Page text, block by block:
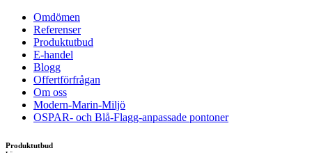
Omdömen
Referenser
Produktutbud
E-handel
Blogg
Offertförfrågan
Om oss
Modern-Marin-Miljö
OSPAR- och Blå-Flagg-anpassade pontoner
Produktutbud